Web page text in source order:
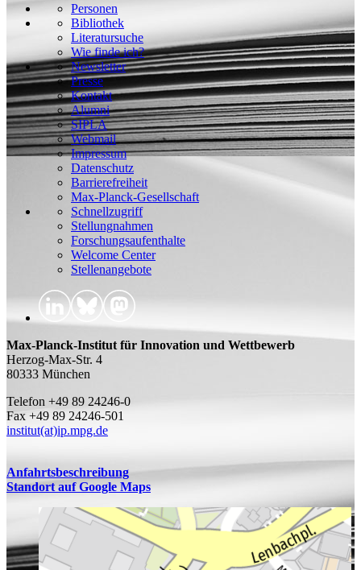
Personen
Bibliothek
Literatursuche
Wie finde ich?
Newsletter
Presse
Kontakt
Alumni
SIPLA
Webmail
Impressum
Datenschutz
Barrierefreiheit
Max-Planck-Gesellschaft
Schnellzugriff
Stellungnahmen
Forschungsaufenthalte
Welcome Center
Stellenangebote
Max-Planck-Institut für Innovation und Wettbewerb
Herzog-Max-Str. 4
80333 München
Telefon +49 89 24246-0
Fax +49 89 24246-501
institut(at)ip.mpg.de
Anfahrtsbeschreibung
Standort auf Google Maps